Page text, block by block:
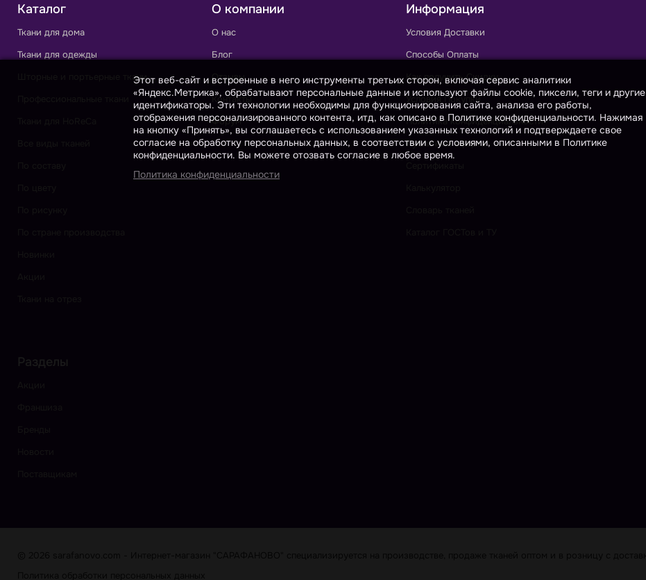
Каталог
Ткани для дома
Ткани для одежды
Шторные и портьерные ткани
О компании
О нас
Блог
Отзывы
Контакты
Форум
Информация
Условия Доставки
Способы Оплаты
Как получить Скидку
Условия Покупки
Политика конфиденциальности
Публичная оферта
Разделы
Этот веб-сайт и встроенные в него инструменты третьих сторон, включая сервис аналитики
«Яндекс.Метрика», обрабатывают персональные данные и используют файлы cookie, пиксели, теги и другие
идентификаторы. Эти технологии необходимы для функционирования сайта, анализа его работы,
отображения персонализированного контента, итд, как описано в Политике конфиденциальности. Нажимая
на кнопку «Принять», вы соглашаетесь с использованием указанных технологий и подтверждаете свое
согласие на обработку персональных данных, в соответствии с условиями, описанными в Политике
конфиденциальности. Вы можете отозвать согласие в любое время.
Политика конфиденциальности